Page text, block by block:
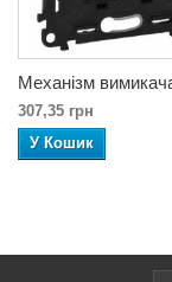
Механізм
307,35 грн
У Кошик